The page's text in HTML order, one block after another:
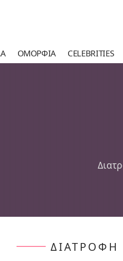
ΟΜΟΡΦΙΆ CELEBRITIES
ΔΙΑΤΡΟΦΉ